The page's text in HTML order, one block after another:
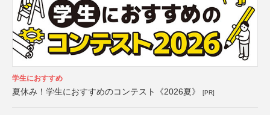
学生におすすめ
夏休み！学生におすすめのコンテスト《2026夏》 [PR]